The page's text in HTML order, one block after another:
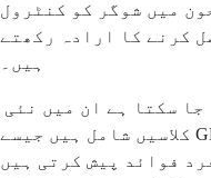
میں شوگر کو کنٹرول
کرنے کا ارادہ رکھتے
ہیں۔
سکتا ہے ان میں نئی
کلاسیں شامل ہیں جیسے GLP-1 ریسیپٹر ایگونسٹ یا SGLT-2
فوائد پیش کرتی ہیں